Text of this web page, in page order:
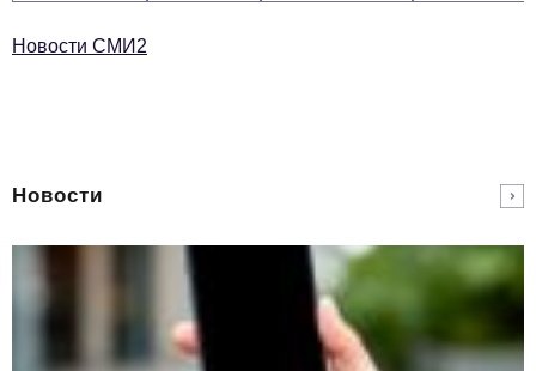
Новости СМИ2
Новости